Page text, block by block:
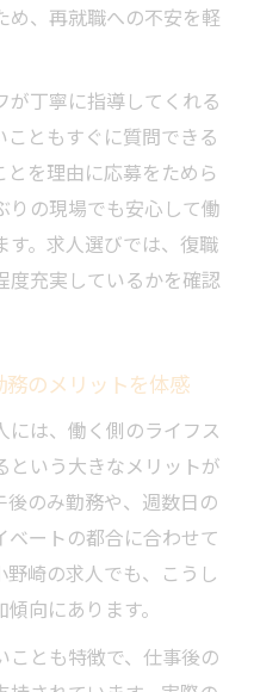
め、再就職への不安を軽
が丁寧に指導してくれる
ともすぐに質問できる
を理由に応募をためら
りの現場でも安心して働
す。求人選びでは、復職
度充実しているかを確認
のメリットを体感
には、働く側のライフス
という大きなメリットが
後のみ勤務や、週数日の
ートの都合に合わせて
崎の求人でも、こうし
向にあります。
ことも特徴で、仕事後の